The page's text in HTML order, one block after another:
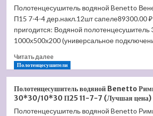
160
L/P
(Лучшая
цена)
Полотенцесушитель водяной Benetto
П15 7-4-4 дер.накл.12шт сапеле89300.00
пригодится: Водяной полотенцесушитель
1000х500х200 (универсальное
Читать далееПрочитать
больше
водяной
Benetto
Венето
Полотенцесушители
Полотенцесушитель водяной Benetto
30*30/10*30 П25 11-7-7 (Лучшая цена)
Полотенцесушитель водяной Benetto